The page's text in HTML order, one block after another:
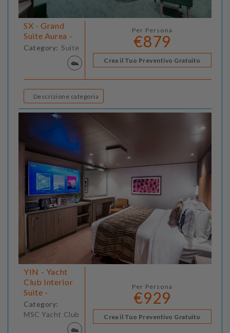
SX - Grand
Suite Aurea -
Category: Suite
Per Persona
€879
Crea il Tuo Preventivo Gratuito
Descrizione categoria
YIN - Yacht
Club Interior
Suite -
Category:
MSC Yacht Club
Per Persona
€929
Crea il Tuo Preventivo Gratuito